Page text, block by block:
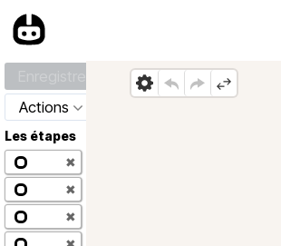
Actions
Les étapes
✖
✖
✖